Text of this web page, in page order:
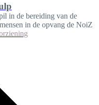
in de bereiding van de
in de opvang de NoiZ